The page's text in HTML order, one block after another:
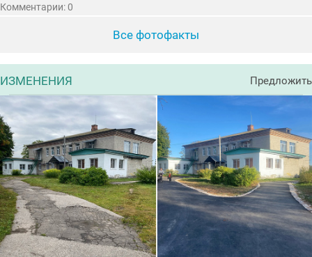
Комментарии: 0
Все фотофакты
ИЗМЕНЕНИЯ Предложить